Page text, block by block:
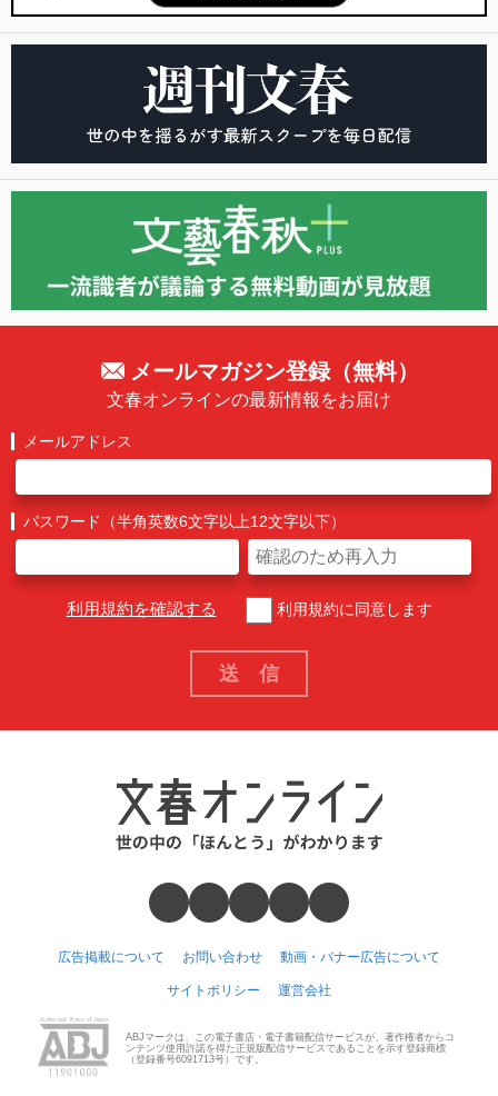
メールマガジン登録（無料）
文春オンラインの最新情報をお届け
メールアドレス
パスワード（半角英数6文字以上12文字以下）
利用規約を確認する 利用規約に同意します
広告掲載について お問い合わせ 動画・バナー広告について
サイトポリシー 運営会社
ABJマークは、この電子書店・電子書籍配信サービスが、著作権者からコ
ンテンツ使用許諾を得た正規版配信サービスであることを示す登録商標
（登録番号6091713号）です。